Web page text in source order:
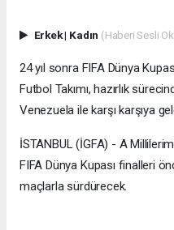
Erkek| Kadın (Haberi Sesli
24 yıl sonra FIFA Dünya
Futbol Takımı, hazırlık
Venezuela ile karşı karşıya
İSTANBUL (İGFA) - A
FIFA Dünya Kupası finalleri
maçlarla sürdürecek.